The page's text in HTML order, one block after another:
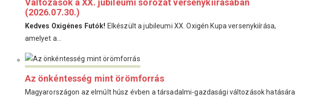
Változások a XX. jubileumi sorozat versenykiírásában
(2026.07.30.)
Kedves Oxigénes Futók! Elkészült a jubileumi XX. Oxigén Kupa versenykiírása,
amelyet a...
Az önkéntesség mint örömforrás
Magyarországon az elmúlt húsz évben a társadalmi-gazdasági változások hatására